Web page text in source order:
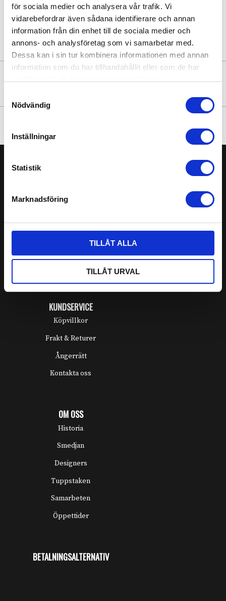
för sociala medier och analysera vår trafik. Vi
vidarebefordrar även sådana identifierare och annan
information från din enhet till de sociala medier och
annons- och analysföretag som vi samarbetar med.
Dessa kan i sin tur kombinera informationen med annan
information som du har tillhandahållit eller som de har
Nödvändig
Inställningar
Statistik
Marknadsföring
TILLÅT ALLA
TILLÅT URVAL
250kr 995kr
NYHETSBREV
Mitt konto
Specialsmide
KUNDSERVICE
Köpvillkor
Frakt & Returer
Ångerrätt
Kontakta oss
OM OSS
Historia
Smedjan
Designers
Tuppstaken
Samarbeten
Öppettider
BETALNINGSALTERNATIV